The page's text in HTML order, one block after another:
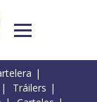
Tráilers